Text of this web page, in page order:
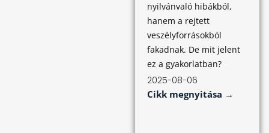
nyilvánvaló hibákból,
hanem a rejtett
veszélyforrásokból
fakadnak. De mit jelent
ez a gyakorlatban?
2025-08-06
Cikk megnyitása →